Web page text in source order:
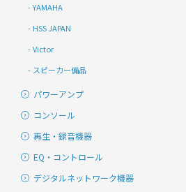
YAMAHA
HSS JAPAN
Victor
スピーカー備品
パワーアンプ
コンソール
再生・録音機器
EQ・コントロール
デジタルネットワーク機器